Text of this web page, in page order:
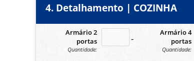
4. Detalhamento | COZINHA
Armário 2
portas
Quantidade:
no-icon
Armário 4
portas
Quantidade: